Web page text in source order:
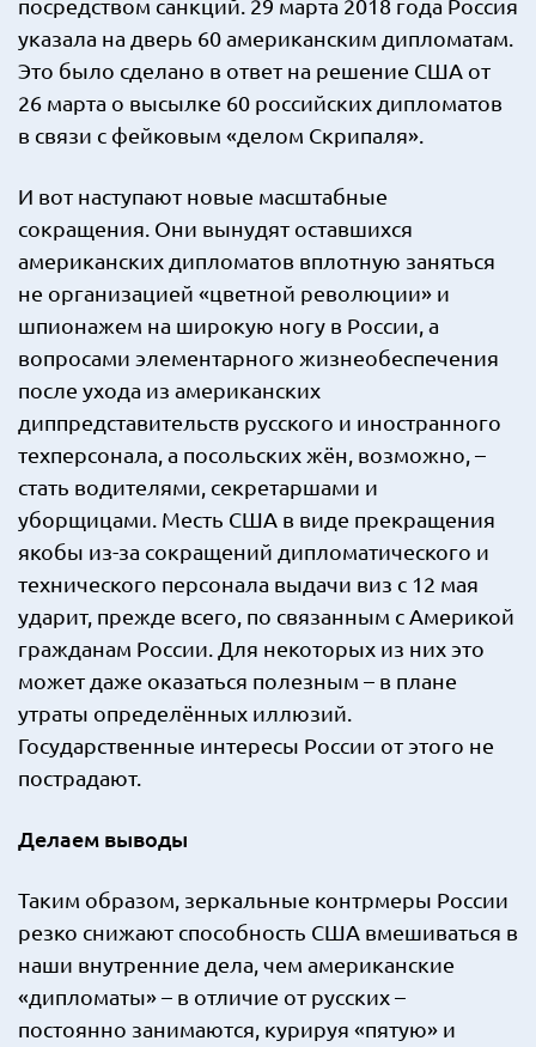
посредством санкций. 29 марта 2018 года Россия
указала на дверь 60 американским дипломатам.
Это было сделано в ответ на решение США от
26 марта о высылке 60 российских дипломатов
в связи с фейковым «делом Скрипаля».
И вот наступают новые масштабные
сокращения. Они вынудят оставшихся
американских дипломатов вплотную заняться
не организацией «цветной революции» и
шпионажем на широкую ногу в России, а
вопросами элементарного жизнеобеспечения
после ухода из американских
диппредставительств русского и иностранного
техперсонала, а посольских жён, возможно, –
стать водителями, секретаршами и
уборщицами. Месть США в виде прекращения
якобы из-за сокращений дипломатического и
технического персонала выдачи виз с 12 мая
ударит, прежде всего, по связанным с Америкой
гражданам России. Для некоторых из них это
может даже оказаться полезным – в плане
утраты определённых иллюзий.
Государственные интересы России от этого не
пострадают.
Делаем выводы
Таким образом, зеркальные контрмеры России
резко снижают способность США вмешиваться в
наши внутренние дела, чем американские
«дипломаты» – в отличие от русских –
постоянно занимаются, курируя «пятую» и